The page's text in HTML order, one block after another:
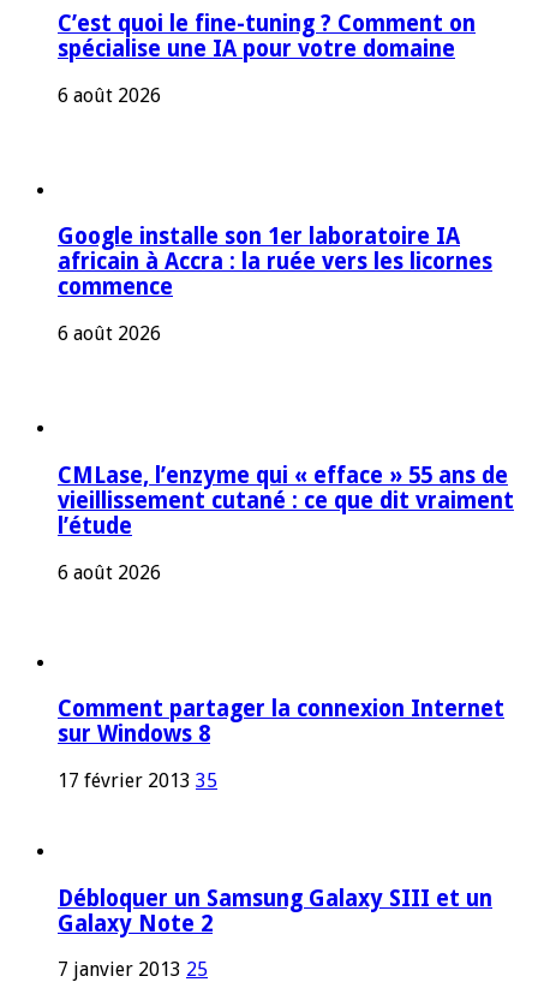
C’est quoi le fine-tuning ? Comment on
spécialise une IA pour votre domaine
6 août 2026
Google installe son 1er laboratoire IA
africain à Accra : la ruée vers les licornes
commence
6 août 2026
CMLase, l’enzyme qui « efface » 55 ans de
vieillissement cutané : ce que dit vraiment
l’étude
6 août 2026
Comment partager la connexion Internet
sur Windows 8
17 février 2013 35
Débloquer un Samsung Galaxy SIII et un
Galaxy Note 2
7 janvier 2013 25